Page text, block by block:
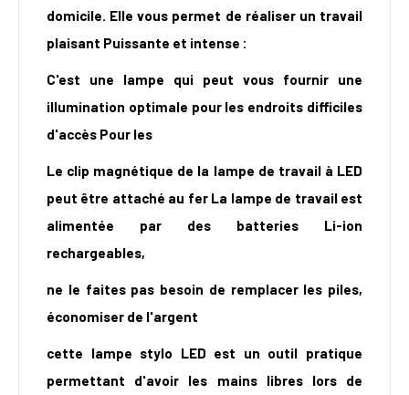
domicile. Elle vous permet de réaliser un travail
plaisant Puissante et intense :
C'est une lampe qui peut vous fournir une
illumination optimale pour les endroits difficiles
d'accès Pour les
Le clip magnétique de la lampe de travail à LED
peut être attaché au fer La lampe de travail est
alimentée par des batteries Li-ion
rechargeables,
ne le faites pas besoin de remplacer les piles,
économiser de l'argent
cette lampe stylo LED est un outil pratique
permettant d'avoir les mains libres lors de